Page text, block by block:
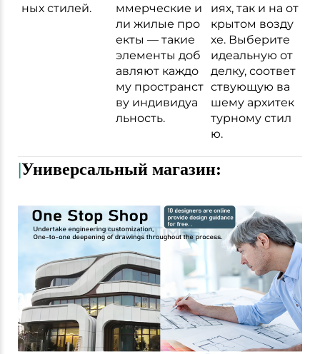
ных стилей.
ммерческие и
ли жилые про
екты — такие
элементы доб
авляют каждо
му пространст
ву индивидуа
льность.
иях, так и на от
крытом возду
хе. Выберите
идеальную от
делку, соответ
ствующую ва
шему архитек
турному стил
ю.
|Универсальный магазин: